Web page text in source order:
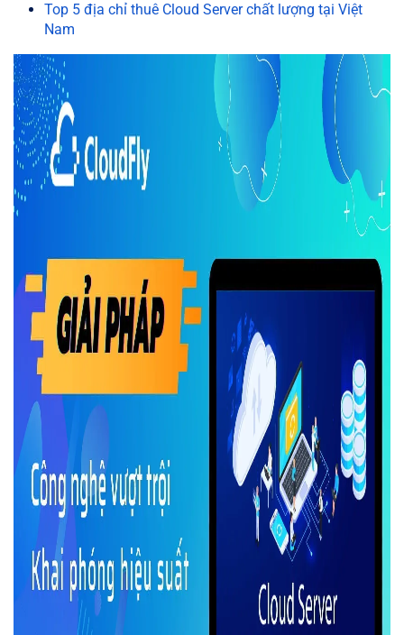
Top 5 địa chỉ thuê Cloud Server chất lượng tại Việt
Nam